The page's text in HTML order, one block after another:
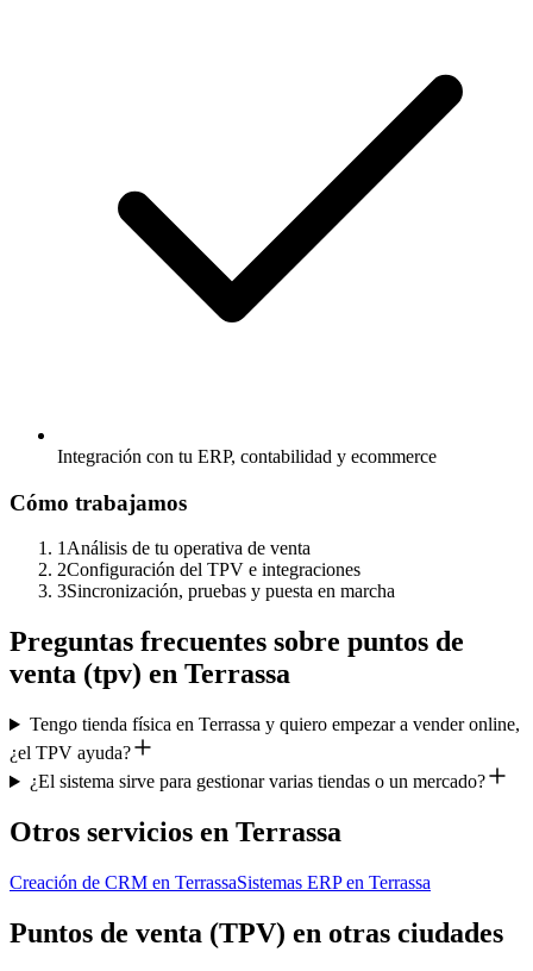
Integración con tu ERP, contabilidad y ecommerce
Cómo trabajamos
1 Análisis de tu operativa de venta
2Configuración del TPV e integraciones
3Sincronización, pruebas y puesta en marcha
Preguntas frecuentes sobre puntos de
venta (tpv) en Terrassa
Tengo tienda física en Terrassa y quiero empezar a vender online,
¿el TPV ayuda?
¿El sistema sirve para gestionar varias tiendas o un mercado?
Otros servicios en Terrassa
Creación de CRM en TerrassaSistemas ERPen Terrassa
Puntos de venta (TPV) en otras ciudades